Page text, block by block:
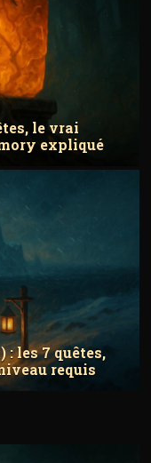
le vrai
expliqué
: les 7 quêtes,
requis